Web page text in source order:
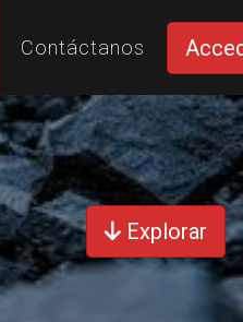
Contáctanos
Explorar